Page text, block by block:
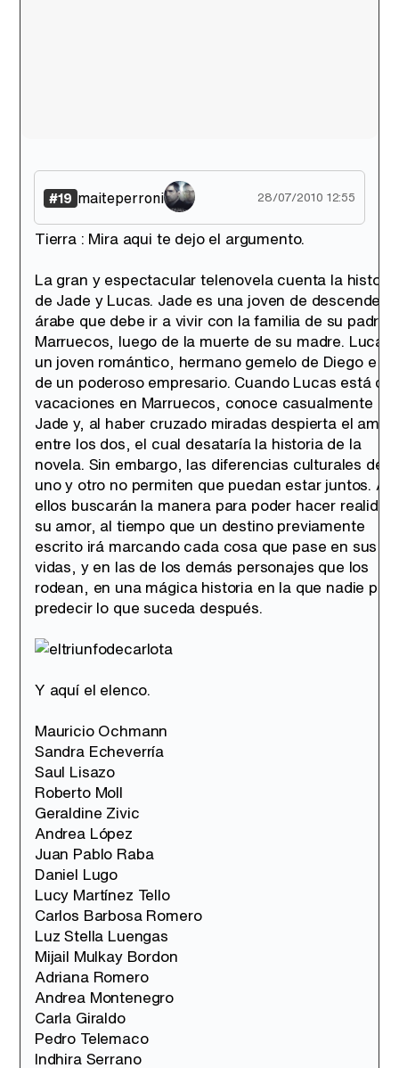
#19 maiteperroni 28/07/2010 12:55
Tierra : Mira aqui te dejo el argumento.
La gran y espectacular telenovela cuenta la historia
de Jade y Lucas. Jade es una joven de
árabe que debe ir a vivir con la familia de su padre
Marruecos, luego de la muerte de su madre. Lucas
un joven romántico, hermano gemelo de Diego e
de un poderoso empresario. Cuando Lucas está de
vacaciones en Marruecos, conoce casualmente a
Jade y, al haber cruzado miradas despierta el amor
entre los dos, el cual desataría la historia de la
novela. Sin embargo, las diferencias culturales de
uno y otro no permiten que puedan estar juntos.
ellos buscarán la manera para poder hacer realidad
su amor, al tiempo que un destino previamente
escrito irá marcando cada cosa que pase en sus
vidas, y en las de los demás personajes que los
rodean, en una mágica historia en la que nadie
predecir lo que suceda después.
Y aquí el elenco.
Mauricio Ochmann
Sandra Echeverría
Saul Lisazo
Roberto Moll
Geraldine Zivic
Andrea López
Juan Pablo Raba
Daniel Lugo
Lucy Martínez Tello
Carlos Barbosa Romero
Luz Stella Luengas
Mijail Mulkay Bordon
Adriana Romero
Andrea Montenegro
Carla Giraldo
Pedro Telemaco
Indhira Serrano